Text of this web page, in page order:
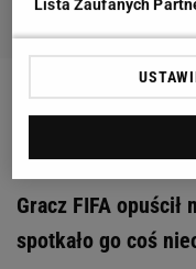
najlepszych lig w
Gracz FIFA
spotkało go coś
Lista Zaufanych